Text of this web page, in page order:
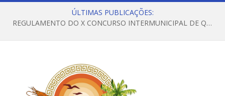
ÚLTIMAS PUBLICAÇÕES:
REGULAMENTO DO X CONCURSO INTERMUNICIPAL DE QUADRILHAS JUNINAS – 2026 – ARRAIÁ DA VENEZA